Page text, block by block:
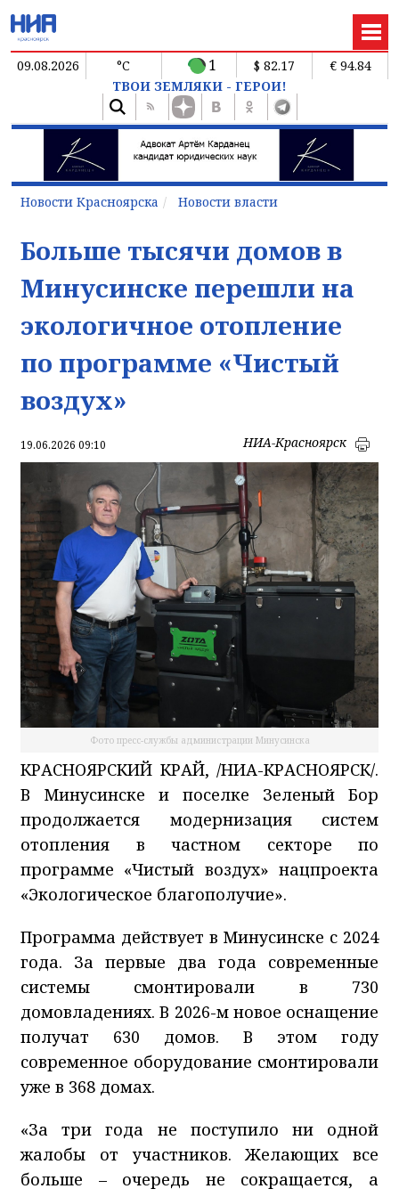
09.08.2026 °C 1 $ 82.17
€ 94.84
ТВОИ ЗЕМЛЯКИ - ГЕРОИ!
Новости Красноярска Новости власти
Больше тысячи домов в
Минусинске перешли на
экологичное отопление
по программе «Чистый
воздух»
19.06.2026 09:10 НИА-Красноярск
Фото пресс-службы администрации Минусинска
КРАСНОЯРСКИЙ КРАЙ, /НИА-КРАСНОЯРСК/.
В Минусинске и поселке Зеленый Бор
продолжается модернизация систем
отопления в частном секторе по
программе «Чистый воздух» нацпроекта
«Экологическое благополучие».
Программа действует в Минусинске с 2024
года. За первые два года современные
системы смонтировали в 730
домовладениях. В 2026-м новое оснащение
получат 630 домов. В этом году
современное оборудование смонтировали
уже в 368 домах.
«За три года не поступило ни одной
жалобы от участников. Желающих все
больше – очередь не сокращается, а